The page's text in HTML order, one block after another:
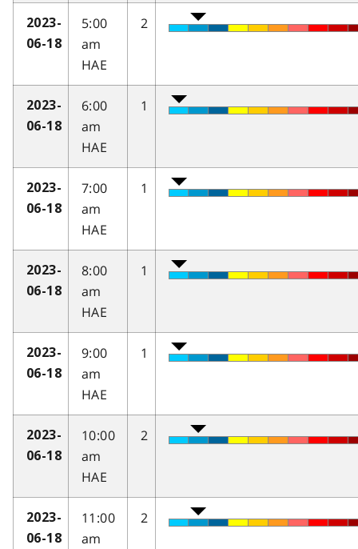
2023-
06-18
5:00
am
HAE
2
2023-
06-18
6:00
am
HAE
1
2023-
06-18
7:00
am
HAE
1
2023-
06-18
8:00
am
HAE
1
2023-
06-18
9:00
am
HAE
1
2023-
06-18
10:00
am
HAE
2
2023-
06-18
11:00
am
2